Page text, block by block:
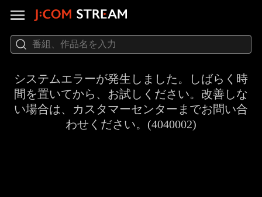
システムエラーが発生しました。しばらく時
間を置いてから、お試しください。改善しな
い場合は、カスタマーセンターまでお問い合
わせください。(4040002)